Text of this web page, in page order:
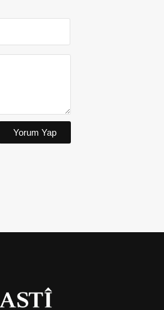
Yorum Yap